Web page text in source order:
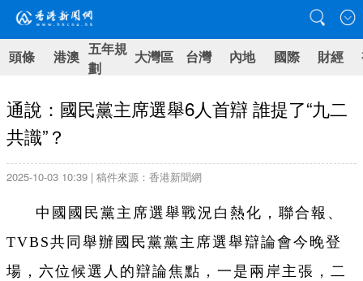
頭條 港澳 五年規
劃
大灣區 台灣 內地 國際 財經
通說：國民黨主席選舉6人首辯 誰提了“九二
共識”？
2025-10-03 10:39 | 稿件來源：香港新聞網
中國國民黨主席選舉戰況白熱化，聯合報、
TVBS共同舉辦國民黨黨主席選舉辯論會今晚登
場，六位候選人的辯論焦點，一是兩岸主張，二